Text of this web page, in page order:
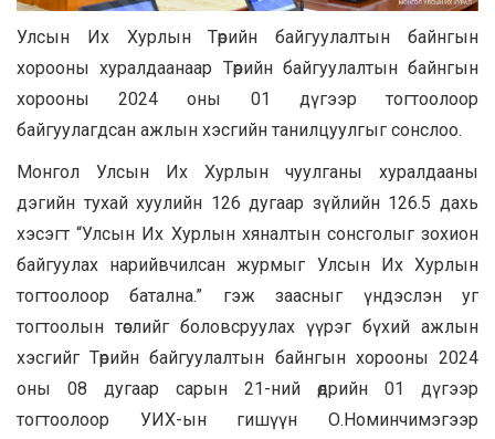
Улсын Их Хурлын Төрийн байгуулалтын байнгын
хорооны хуралдаанаар Төрийн байгуулалтын байнгын
хорооны 2024 оны 01 дүгээр тогтоолоор
байгуулагдсан ажлын хэсгийн танилцуулгыг сонслоо.
Монгол Улсын Их Хурлын чуулганы хуралдааны
дэгийн тухай хуулийн 126 дугаар зүйлийн 126.5 дахь
хэсэгт “Улсын Их Хурлын хяналтын сонсголыг зохион
байгуулах нарийвчилсан журмыг Улсын Их Хурлын
тогтоолоор батална.” гэж заасныг үндэслэн уг
тогтоолын төслийг боловсруулах үүрэг бүхий ажлын
хэсгийг Төрийн байгуулалтын байнгын хорооны 2024
оны 08 дугаар сарын 21-ний өдрийн 01 дүгээр
тогтоолоор УИХ-ын гишүүн О.Номинчимэгээр